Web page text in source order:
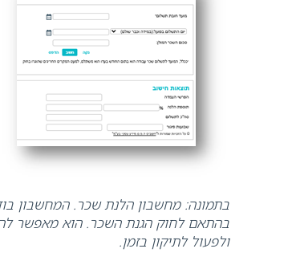
בתמונה: מחשבון הלנת שכר. המחשבון
בהתאם לחוק הגנת השכר. הוא מאפשר
ולפעול לתיקון בזמן.